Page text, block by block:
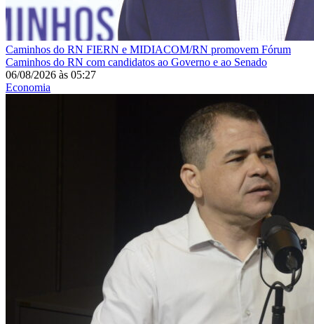
Caminhos do RN FIERN e MIDIACOM/RN promovem Fórum
Caminhos do RN com candidatos ao Governo e ao Senado
06/08/2026 às 05:27
Economia